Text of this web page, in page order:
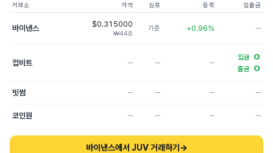
거래소 가격 김프 등락 입출금
바이낸스 $0.315000
₩448
기준 +0.96% ─
업비트 ─ ─ ─
입금 O
출금 O
빗썸 ─ ─ ─ ─
코인원 ─ ─ ─ ─
바이낸스에서 JUV 거래하기 →